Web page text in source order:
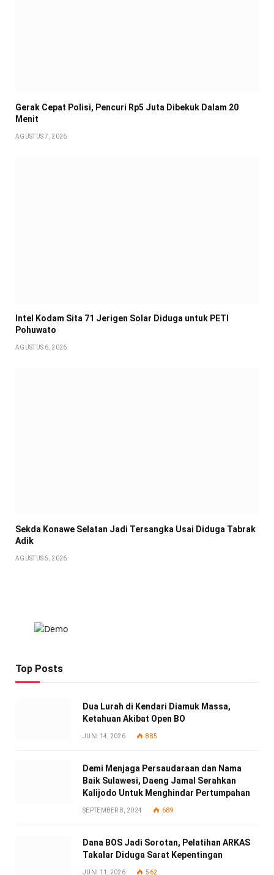
Gerak Cepat Polisi, Pencuri Rp5 Juta Dibekuk Dalam 20
Menit
AGUSTUS 7, 2026
Intel Kodam Sita 71 Jerigen Solar Diduga untuk PETI
Pohuwato
AGUSTUS 6, 2026
Sekda Konawe Selatan Jadi Tersangka Usai Diduga Tabrak
Adik
AGUSTUS 5, 2026
Top Posts
Dua Lurah di Kendari Diamuk Massa,
Ketahuan Akibat Open BO
JUNI 14, 2026 885
Demi Menjaga Persaudaraan dan Nama
Baik Sulawesi, Daeng Jamal Serahkan
Kalijodo Untuk Menghindar Pertumpahan
SEPTEMBER 8, 2024 689
Dana BOS Jadi Sorotan, Pelatihan ARKAS
Takalar Diduga Sarat Kepentingan
JUNI 11, 2026 562